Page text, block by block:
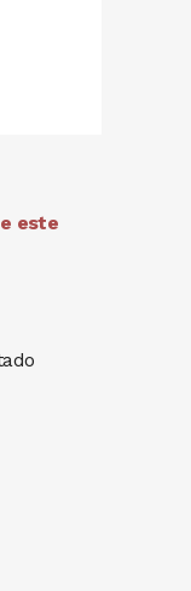
este